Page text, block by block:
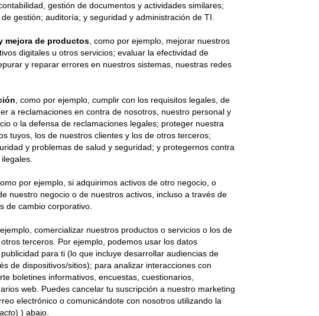
gestión de documentos y actividades similares;
gestión; auditoría; y seguridad y administración de TI.
mejora de productos , como por ejemplo, mejorar nuestros
digitales u otros servicios; evaluar la efectividad de
y reparar errores en nuestros sistemas, nuestras redes
, como por ejemplo, cumplir con los requisitos legales, de
a reclamaciones en contra de nosotros, nuestro personal y
o la defensa de reclamaciones legales; proteger nuestra
tuyos, los de nuestros clientes y los de otros terceros;
y problemas de salud y seguridad; y protegernos contra
por ejemplo, si adquirimos activos de otro negocio, o
nuestro negocio o de nuestros activos, incluso a través de
de cambio corporativo.
ejemplo, comercializar nuestros productos o servicios o los de
terceros. Por ejemplo, podemos usar los datos
para ti (lo que incluye desarrollar audiencias de
de dispositivos/sitios); para analizar interacciones con
boletines informativos, encuestas, cuestionarios,
web. Puedes cancelar tu suscripción a nuestro marketing
electrónico o comunicándote con nosotros utilizando la
) ) abajo.